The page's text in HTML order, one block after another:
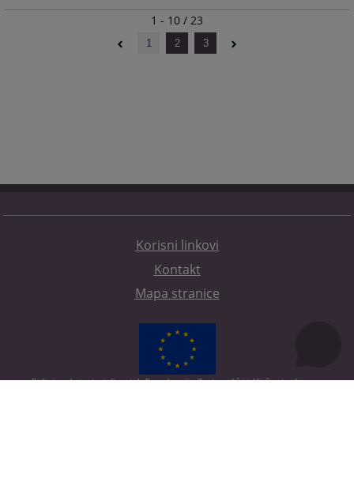
1 - 10 / 23
1 2 3
Korisni linkovi
Kontakt
Mapa stranice
Redizajn web stranice je finansirala Evropska unija. Za njen sadržaj isključivo je odgovorno